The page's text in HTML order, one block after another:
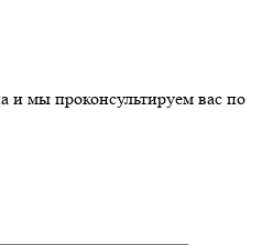
и мы проконсультируем вас по